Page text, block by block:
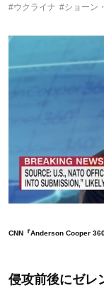
#ウクライナ #ショーン
CNN『Anderson Cooper
侵攻前後にゼレ